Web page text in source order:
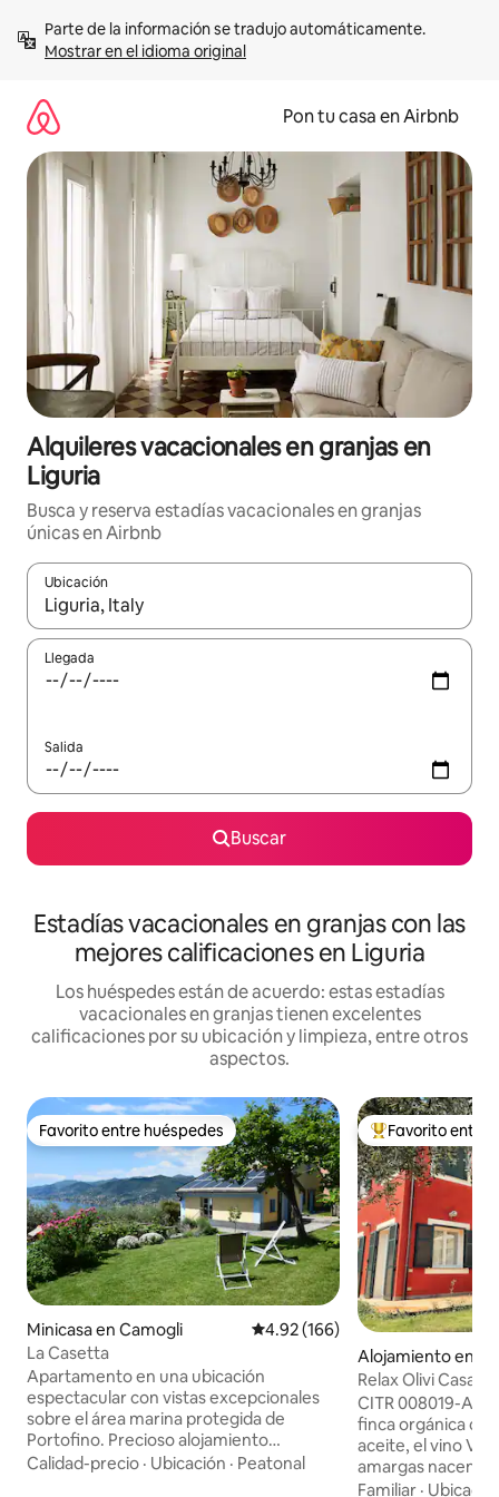
contenidoMostrar en el idioma original
Pon tu casa en Airbnb
Alquileres vacacionales en granjas en
Liguria
Busca y reserva estadías vacacionales en granjas
únicas en Airbnb
Ubicación
Cuando los resultados estén disponibles, navega con las
Llegada
Salida
Buscar
Estadías vacacionales en granjas con las
mejores calificaciones en Liguria
Los huéspedes están de acuerdo: estas estadías
vacacionales en granjas tienen excelentes
calificaciones por su ubicación y limpieza, entre otros
aspectos.
Favorito entre huéspedes
Favorito entre huéspedes
Minicasa en Camogli Calificación promedio: 4.92 de
4.92 (166)
La Casetta
Apartamento en una ubicación
espectacular con vistas excepcionales
sobre el área marina protegida de
Portofino. Precioso alojamiento
equipado recientemente construido.
Calidad-precio · Ubicación · Peatonal
Favorito entre
Favorito entre
Alojamiento en
Relax Olivi Casa
apartamento
CITR 008019-
finca orgánica
aceite, el vino
amargas nacen
Casa Novaro
Familiar ·